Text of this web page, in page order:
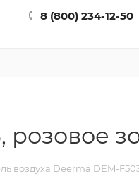
8 (800) 234-12-50
розовое
воздуха Deerma DEM-